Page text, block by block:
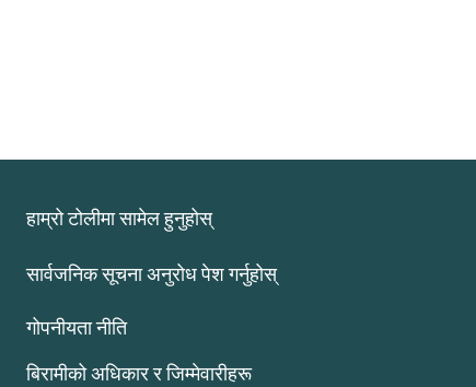
हाम्रो टोलीमा सामेल हुनुहोस्
सार्वजनिक सूचना अनुरोध पेश गर्नुहोस्
गोपनीयता नीति
बिरामीको अधिकार र जिम्मेवारीहरू